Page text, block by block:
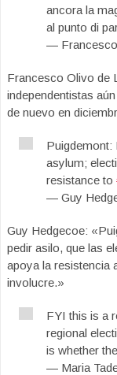
ancora la
al punto di
—
Francesco Olivo de
independentistas
de nuevo en
Puigdemont:
asylum;
resistance to
— Guy
Guy Hedgecoe:
pedir asilo, que las
apoya la resistencia
involucre.»
FYI this is a
regional
is whether
— Maria